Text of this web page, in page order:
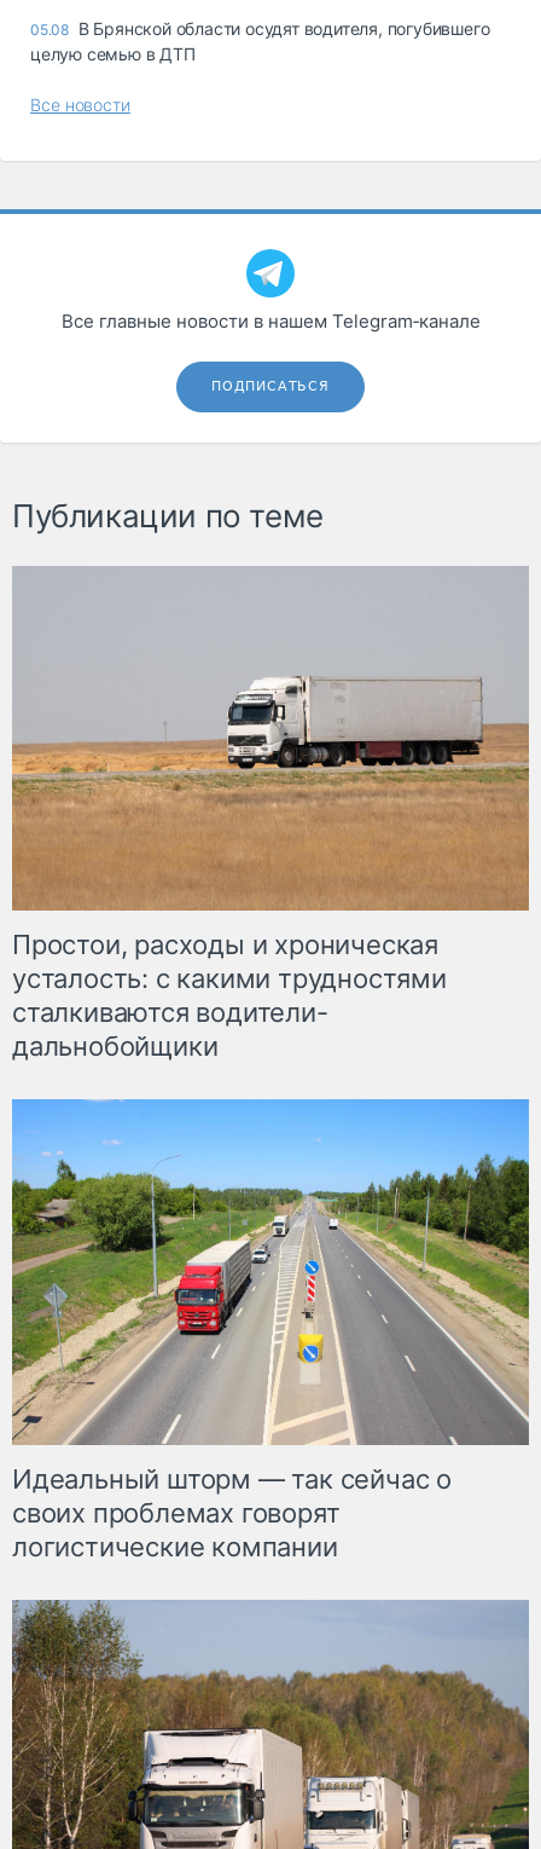
05.08 В Брянской области осудят водителя, погубившего
целую семью в ДТП
Все новости
Все главные новости в нашем Telegram‑канале
ПОДПИСАТЬСЯ
Публикации по теме
Простои, расходы и хроническая
усталость: с какими трудностями
сталкиваются водители-
дальнобойщики
Идеальный шторм — так сейчас о
своих проблемах говорят
логистические компании